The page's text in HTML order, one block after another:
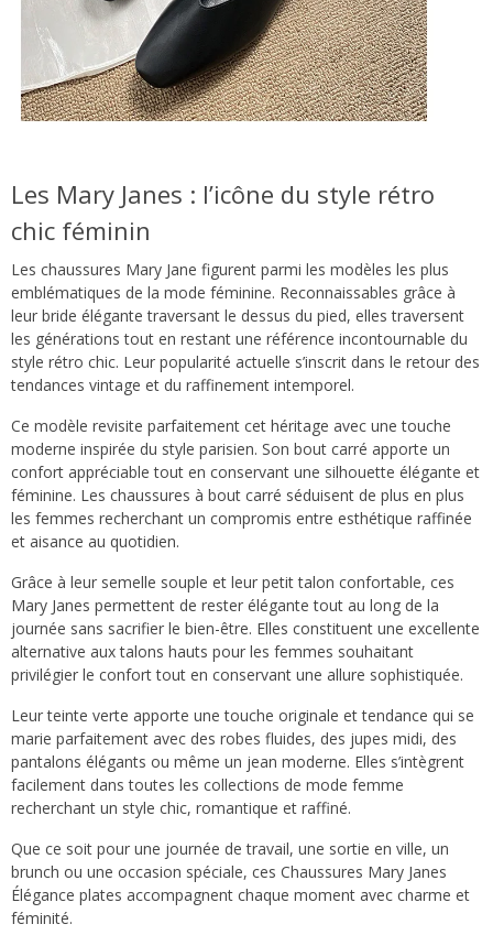
Les Mary Janes : l’icône du style rétro
chic féminin
Les chaussures Mary Jane figurent parmi les modèles les plus
emblématiques de la mode féminine. Reconnaissables grâce à
leur bride élégante traversant le dessus du pied, elles traversent
les générations tout en restant une référence incontournable du
style rétro chic. Leur popularité actuelle s’inscrit dans le retour des
tendances vintage et du raffinement intemporel.
Ce modèle revisite parfaitement cet héritage avec une touche
moderne inspirée du style parisien. Son bout carré apporte un
confort appréciable tout en conservant une silhouette élégante et
féminine. Les chaussures à bout carré séduisent de plus en plus
les femmes recherchant un compromis entre esthétique raffinée
et aisance au quotidien.
Grâce à leur semelle souple et leur petit talon confortable, ces
Mary Janes permettent de rester élégante tout au long de la
journée sans sacrifier le bien-être. Elles constituent une excellente
alternative aux talons hauts pour les femmes souhaitant
privilégier le confort tout en conservant une allure sophistiquée.
Leur teinte verte apporte une touche originale et tendance qui se
marie parfaitement avec des robes fluides, des jupes midi, des
pantalons élégants ou même un jean moderne. Elles s’intègrent
facilement dans toutes les collections de mode femme
recherchant un style chic, romantique et raffiné.
Que ce soit pour une journée de travail, une sortie en ville, un
brunch ou une occasion spéciale, ces Chaussures Mary Janes
Élégance plates accompagnent chaque moment avec charme et
féminité.